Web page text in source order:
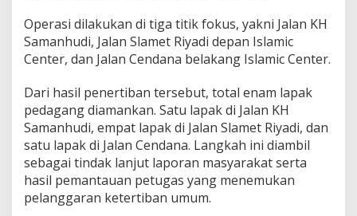
Operasi dilakukan di tiga titik fokus, yakni Jalan KH
Samanhudi, Jalan Slamet Riyadi depan Islamic
Center, dan Jalan Cendana belakang Islamic Center.
Dari hasil penertiban tersebut, total enam lapak
pedagang diamankan. Satu lapak di Jalan KH
Samanhudi, empat lapak di Jalan Slamet Riyadi, dan
satu lapak di Jalan Cendana. Langkah ini diambil
sebagai tindak lanjut laporan masyarakat serta
hasil pemantauan petugas yang menemukan
pelanggaran ketertiban umum.